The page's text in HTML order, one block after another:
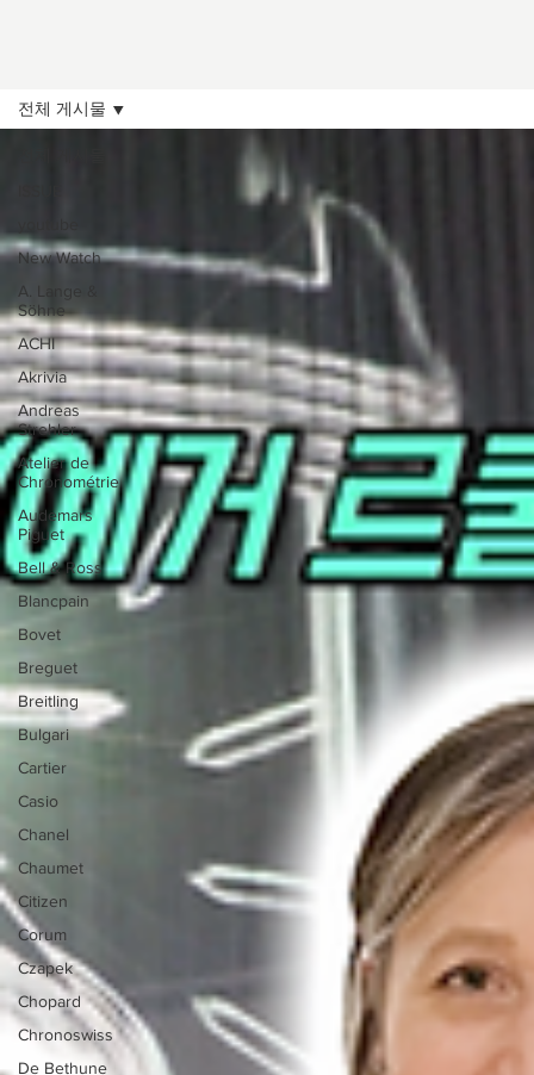
New Watch
A. Lange &
Söhne
ACHI
Akrivia
Andreas
Strehler
Atelier de
Chronométrie
Audemars
Piguet
Bell & Ross
Blancpain
Bovet
Breguet
Breitling
Bulgari
Cartier
Casio
Chanel
Chaumet
Citizen
Corum
Czapek
Chopard
Chronoswiss
De Bethune
전체 게시물